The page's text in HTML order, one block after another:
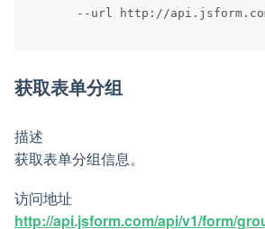
-- url http : //api . jsform .
获取表单分组
描述
获取表单分组信息。
访问地址
http://api.jsform.com/api/v1/form/